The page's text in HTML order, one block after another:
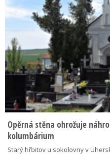
Opěrná stěna ohrožuje
kolumbárium
Starý hřbitov u sokolovny v